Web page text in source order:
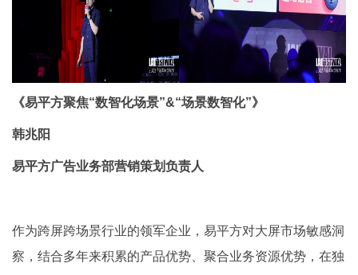
《易平方聚焦“数智化场景”&“场景数智化”》
韩兆阳
易平方广告业务部营销策划负责人
作为跨屏跨场景行业的领军企业，易平方对大屏市场敏感洞
察，结合多年来积累的产品优势、聚合业务资源优势，在独